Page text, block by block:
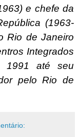
e chefe da
(1963-
Rio de Janeiro
Integrados
1991 até seu
pelo Rio de